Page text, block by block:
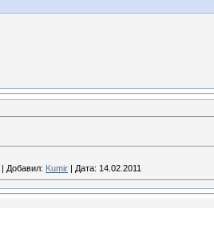
| Добавил: Kumir | Дата: 14.02.2011